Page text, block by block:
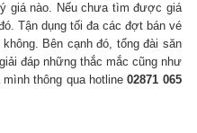
giá nào. Nếu chưa tìm được giá
Tận dụng tối đa các đợt bán vé
Bên cạnh đó, tổng đài săn
đáp những thắc mắc cũng như
mình thông qua hotline02871 065